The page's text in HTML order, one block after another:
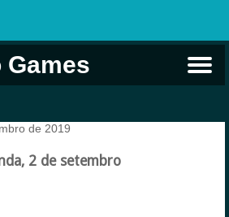
Games
de 2019
2 de setembro